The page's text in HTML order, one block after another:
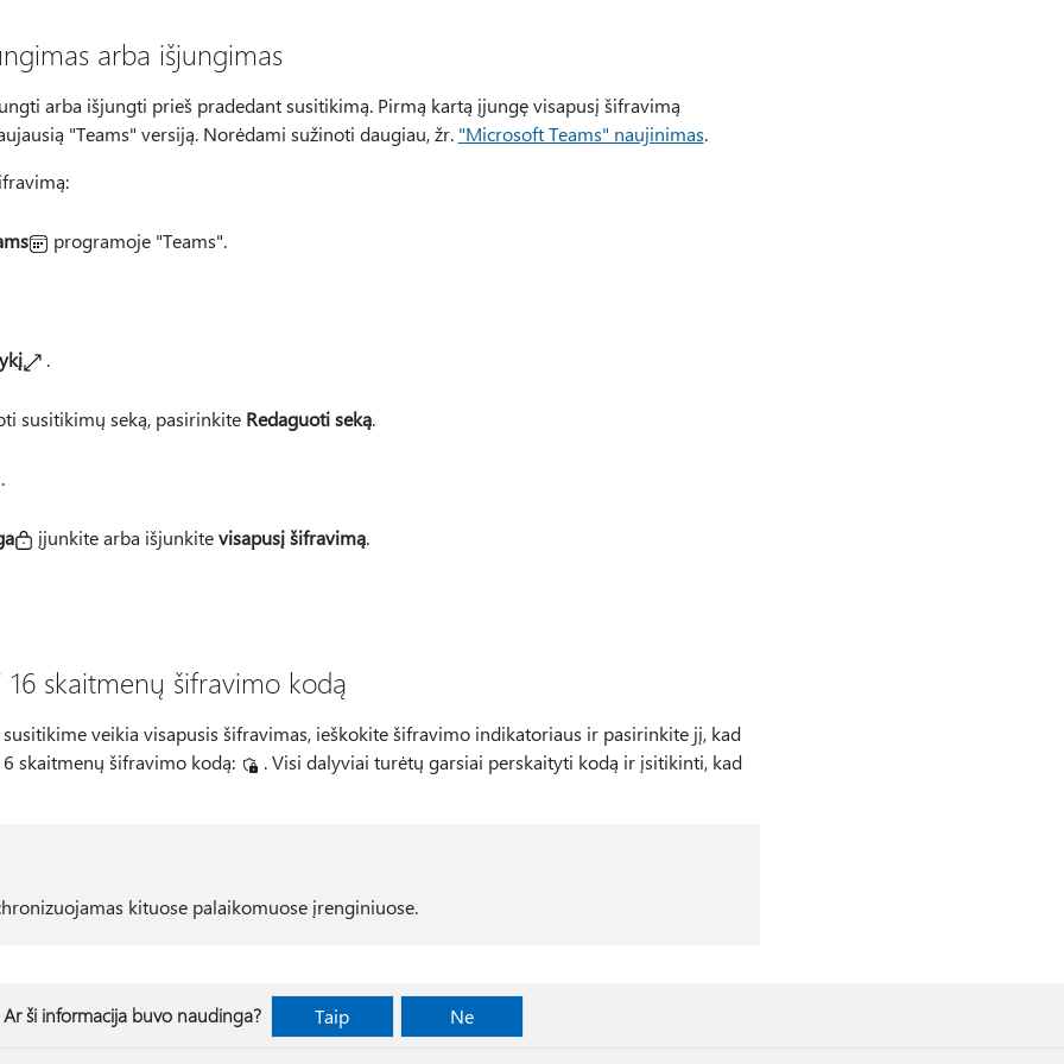
arba išjungimas
arba išjungti prieš pradedant susitikimą. Pirmą kartą įjungę visapusį šifravimą
"Teams" versiją. Norėdami sužinoti daugiau, žr. "Microsoft Teams" naujinimas.
programoje "Teams".
.
susitikimų seką, pasirinkite Redaguoti seką.
įjunkite arba išjunkitevisapusį šifravimą.
skaitmenų šifravimo kodą
veikia visapusis šifravimas, ieškokite šifravimo indikatoriaus ir pasirinkite jį, kad
skaitmenų šifravimo kodą:
. Visi dalyviai turėtų garsiai perskaityti kodą ir įsitikinti, kad
kituose palaikomuose įrenginiuose.
Ar ši informacija buvo naudinga? Taip Ne